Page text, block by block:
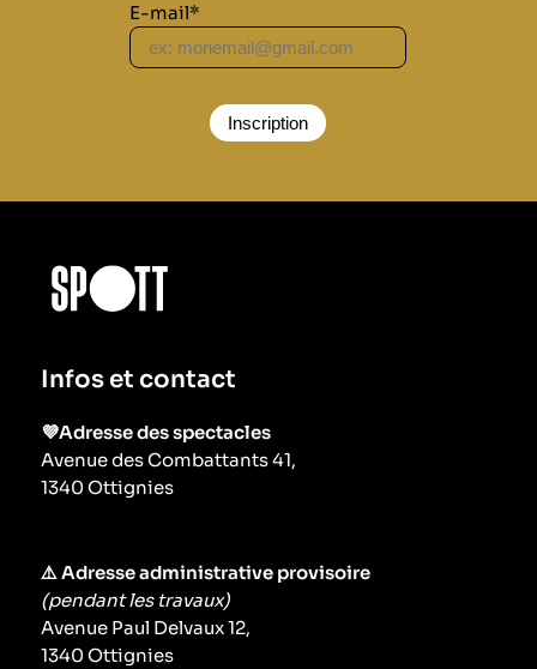
E-mail*
Infos et contact
💜Adresse des spectacles
Avenue des Combattants 41,
1340 Ottignies
⚠️ Adresse administrative provisoire
(pendant les travaux)
Avenue Paul Delvaux 12,
1340 Ottignies